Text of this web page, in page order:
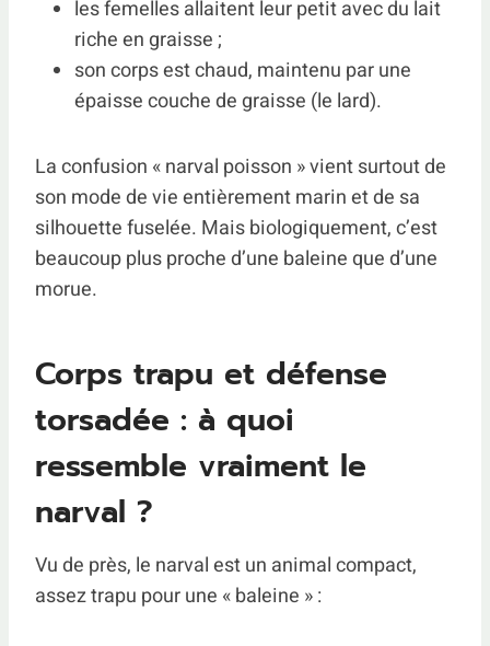
les femelles allaitent leur petit avec du lait
riche en graisse ;
son corps est chaud, maintenu par une
épaisse couche de graisse (le lard).
La confusion « narval poisson » vient surtout de
son mode de vie entièrement marin et de sa
silhouette fuselée. Mais biologiquement, c’est
beaucoup plus proche d’une baleine que d’une
morue.
Corps trapu et défense
torsadée : à quoi
ressemble vraiment le
narval ?
Vu de près, le narval est un animal compact,
assez trapu pour une « baleine » :